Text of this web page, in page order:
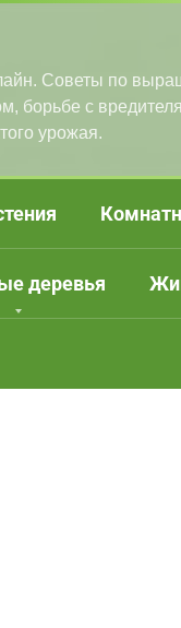
Советы по
борьбе с
урожая.
деревья